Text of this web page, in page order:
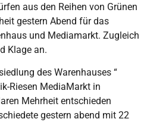
aus den Reihen von Grünen
gestern Abend für das
und Mediamarkt. Zugleich
Klage an.
des Warenhauses “
Riesen MediaMarkt in
Mehrheit entschieden
gestern abend mit 22